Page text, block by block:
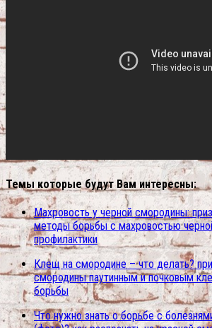
Темы которые будут Вам интересны:
Махровость у черной смородины:
методы борьбы с махровостью
профилактики
Клещ на смородине – что делать?
смородины паутинным и почковым
борьбы
Что нужно знать о борьбе с